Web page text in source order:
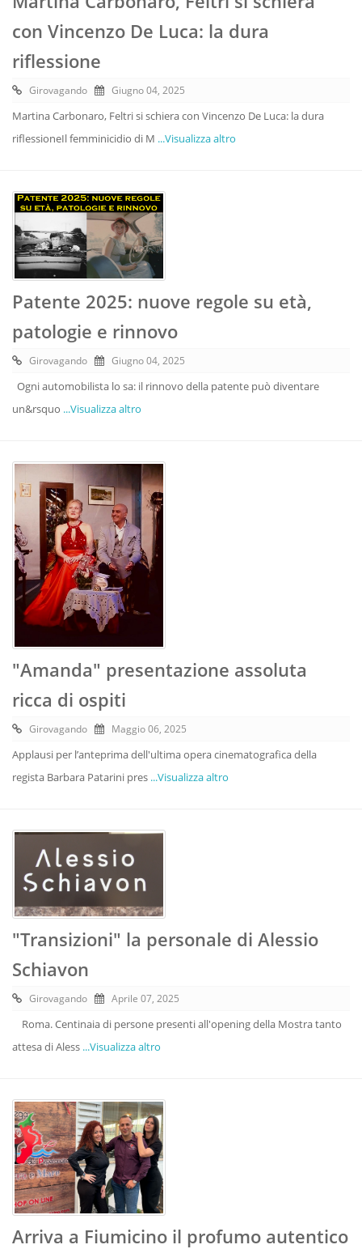
con Vincenzo De Luca: la dura
riflessione
Girovagando Giugno 04, 2025
Martina Carbonaro, Feltri si schiera con Vincenzo De Luca: la dura
riflessioneIl femminicidio di M ...Visualizza altro
Patente 2025: nuove regole su età,
patologie e rinnovo
Girovagando Giugno 04, 2025
Ogni automobilista lo sa: il rinnovo della patente può diventare
un&rsquo ...Visualizza altro
"Amanda" presentazione assoluta
ricca di ospiti
Girovagando Maggio 06, 2025
Applausi per l’anteprima dell'ultima opera cinematografica della
regista Barbara Patarini pres ...Visualizza altro
"Transizioni" la personale di Alessio
Schiavon
Girovagando Aprile 07, 2025
Roma. Centinaia di persone presenti all'opening della Mostra tanto
attesa di Aless ...Visualizza altro
Arriva a Fiumicino il profumo autentico